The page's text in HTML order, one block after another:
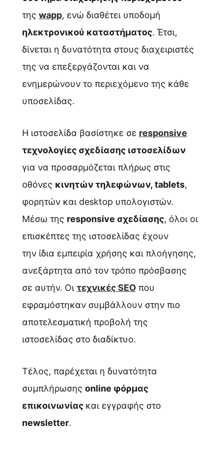
της wapp, ενώ διαθέτει υποδομή
ηλεκτρονικού καταστήματος. Έτσι,
δίνεται η δυνατότητα στους διαχειριστές
της να επεξεργάζονται και να
ενημερώνουν το περιεχόμενο της κάθε
υποσελίδας.
Η ιστοσελίδα βασίστηκε σε responsive
τεχνολογίες σχεδίασης ιστοσελίδων
για να προσαρμόζεται πλήρως στις
οθόνες κινητών τηλεφώνων, tablets,
φορητών και desktop υπολογιστών.
Μέσω της responsive σχεδίασης, όλοι οι
επισκέπτες της ιστοσελίδας έχουν
την ίδια εμπειρία χρήσης και πλοήγησης,
ανεξάρτητα από τον τρόπο πρόσβασης
σε αυτήν. Οι τεχνικές SEOπου
εφραμόστηκαν συμβάλλουν στην πιο
αποτελεσματική προβολή της
ιστοσελίδας στο διαδίκτυο.
Τέλος, παρέχεται η δυνατότητα
συμπλήρωσης online φόρμας
επικοινωνίας και εγγραφής στο
newsletter.